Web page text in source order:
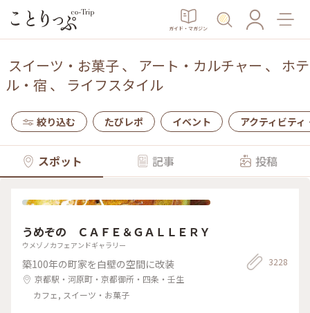
ガイド・マガジン
スイーツ・お菓子、 アート・カルチャー 、 ホテ
ル・宿 、 ライフスタイル
絞り込む たびレポ イベント アクティビティ
スポット 記事 投稿
うめぞの ＣＡＦＥ＆ＧＡＬＬＥＲＹ
ウメゾノカフェアンドギャラリー
築100年の町家を白壁の空間に改装
京都駅・河原町・京都御所・四条・壬生
カフェ, スイーツ・お菓子
3228